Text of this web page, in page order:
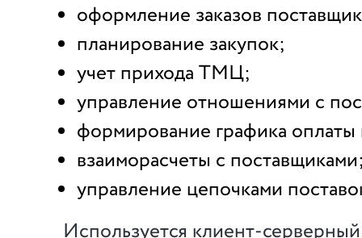
оформление заказов
планирование закупок;
учет прихода ТМЦ;
управление отношениями с
формирование графика
взаиморасчеты с
управление цепочками
Используется клиент-